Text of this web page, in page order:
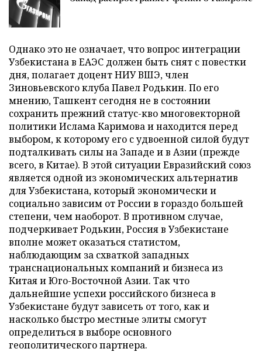
Однако это не означает, что вопрос интеграции
Узбекистана в ЕАЭС должен быть снят с повестки
дня, полагает доцент НИУ ВШЭ, член
Зиновьевского клуба Павел Родькин. По его
мнению, Ташкент сегодня не в состоянии
сохранить прежний статус-кво многовекторной
политики Ислама Каримова и находится перед
выбором, к которому его с удвоенной силой будут
подталкивать силы на Западе и в Азии (прежде
всего, в Китае). В этой ситуации Евразийский союз
является одной из экономических альтернатив
для Узбекистана, который экономически и
социально зависим от России в гораздо большей
степени, чем наоборот. В противном случае,
подчеркивает Родькин, Россия в Узбекистане
вполне может оказаться статистом,
наблюдающим за схваткой западных
транснациональных компаний и бизнеса из
Китая и Юго-Восточной Азии. Так что
дальнейшие успехи российского бизнеса в
Узбекистане будут зависеть от того, как и
насколько быстро местные элиты смогут
определиться в выборе основного
геополитического партнера.